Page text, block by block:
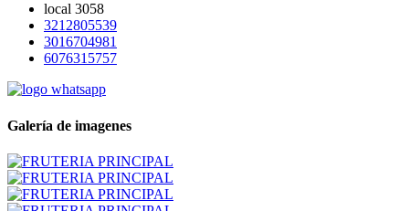
local 3058
3212805539
3016704981
6076315757
Galería de imagenes